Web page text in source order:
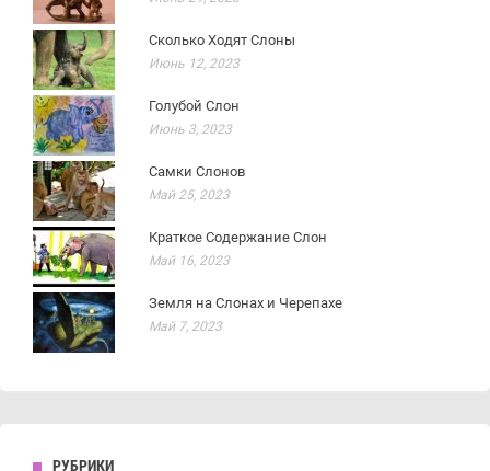
Сколько Ходят Слоны
Июнь 12, 2023
Голубой Слон
Июнь 3, 2023
Самки Слонов
Май 25, 2023
Краткое Содержание Слон
Май 16, 2023
Земля на Слонах и Черепахе
Май 7, 2023
РУБРИКИ